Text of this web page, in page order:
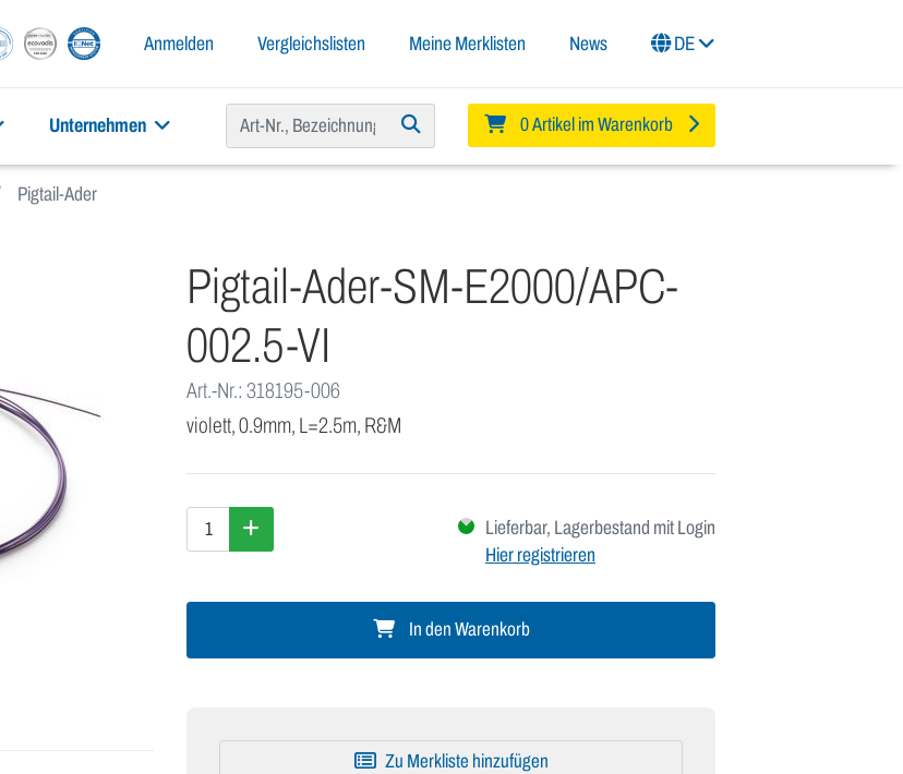
Anmelden Vergleichslisten Meine Merklisten News DE
Unternehmen 0 Artikel im Warenkorb
Pigtail-Ader
Pigtail-Ader-SM-E2000/APC-
002.5-VI
Art.-Nr.: 318195-006
violett, 0.9mm, L=2.5m, R&M
Lieferbar, Lagerbestand mit Login
Hier registrieren
In den Warenkorb
Zu Merkliste hinzufügen